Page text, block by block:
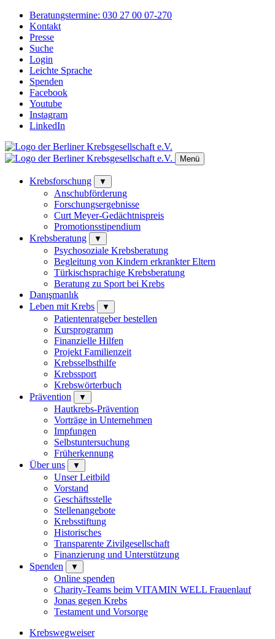
Beratungstermine: 030 27 00 07-270
Kontakt
Presse
Suche
Login
Leichte Sprache
Spenden
Facebook
Youtube
Instagram
LinkedIn
Menü
Krebsforschung ▼
Anschubförderung
Forschungsergebnisse
Curt Meyer-Gedächtnispreis
Promotionsstipendium
Krebsberatung
▼
Psychosoziale Krebsberatung
Begleitung von Kindern erkrankter Eltern
Türkischsprachige Krebsberatung
Beratung zu Sport bei Krebs
Danışmanlık
Leben mit Krebs
▼
Patientenratgeber bestellen
Kursprogramm
Finanzielle Hilfen
Projekt Familienzeit
Krebsselbsthilfe
Krebssport
Krebswörterbuch
Prävention
▼
Hautkrebs-Prävention
Vorträge in Unternehmen
Impfungen
Selbstuntersuchung
Früherkennung
Über uns
▼
Unser Leitbild
Vorstand
Geschäftsstelle
Stellenangebote
Krebsstiftung
Historisches
Transparente Zivilgesellschaft
Finanzierung und Unterstützung
Spenden
▼
Online spenden
Charity-Teams beim VITAMIN WELL Frauenlauf
Jonas gegen Krebs
Testament und Vorsorge
Krebswegweiser